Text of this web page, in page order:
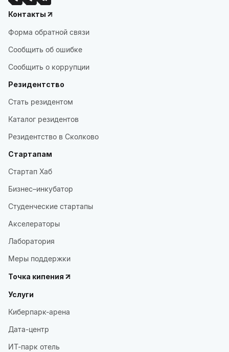
Контакты
Форма обратной связи
Сообщить об ошибке
Сообщить о коррупции
Резидентство
Стать резидентом
Каталог резидентов
Резидентство в Сколково
Стартапам
Стартап Хаб
Бизнес–инкубатор
Студенческие стартапы
Акселераторы
Лаборатория
Меры поддержки
Точка кипения
Услуги
Киберпарк-арена
Дата-центр
ИТ-парк отель